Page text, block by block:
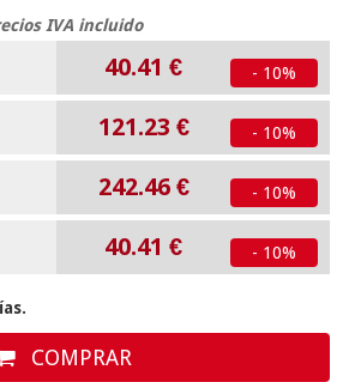
IVA incluido
40.41€ - 10%
121.23 € - 10%
242.46 € - 10%
40.41€ - 10%
COMPRAR